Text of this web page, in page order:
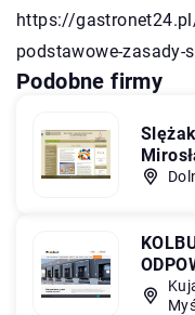
https://
podstawowe-zasady-
Podobne firmy